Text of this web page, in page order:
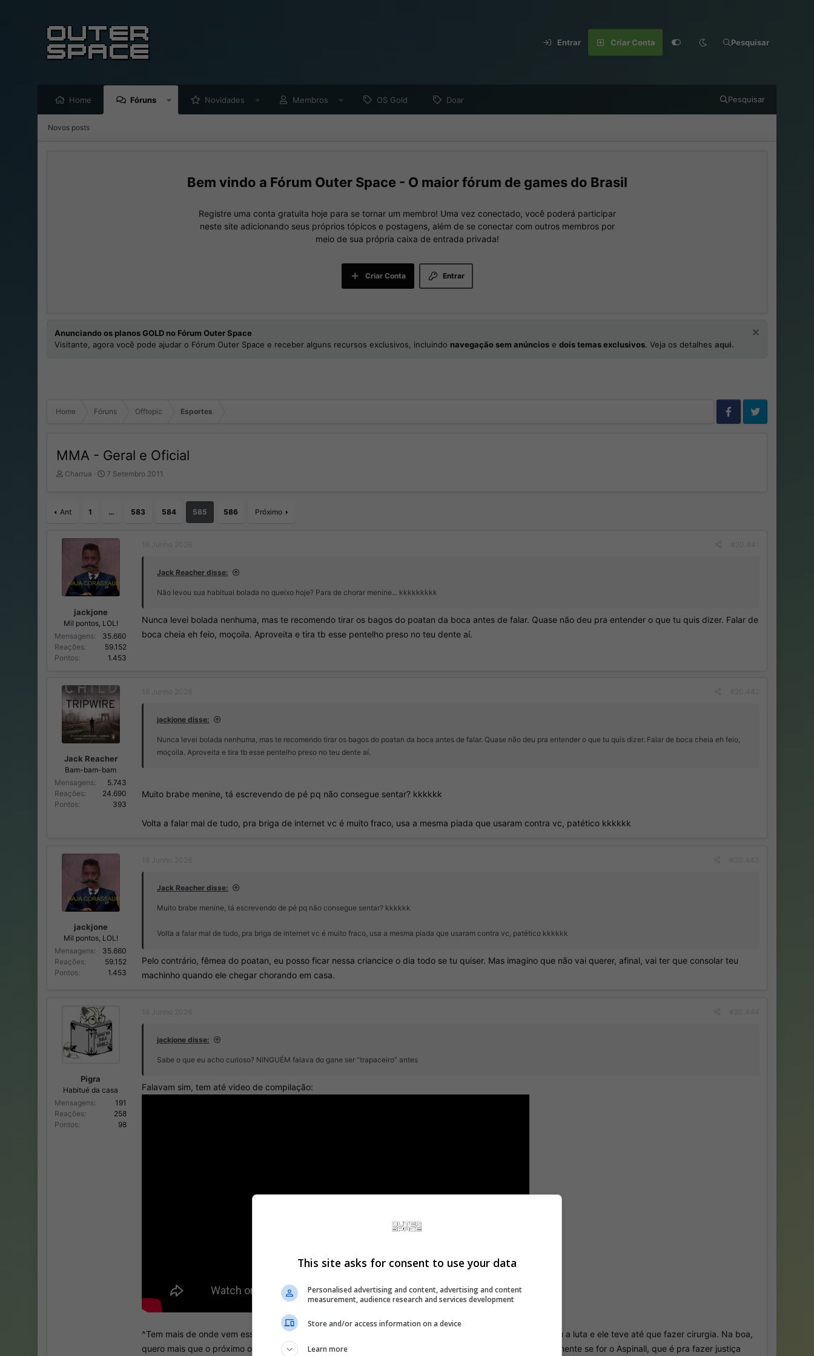
Entrar Criar Conta Pesquisar
Home Fóruns Novidades Membros OS Gold Doar Pesquisar
Novos posts
Fórum Outer Space - O maior fórum de games do Brasil
Registre uma conta gratuita hoje para se tornar um membro! Uma vez conectado, você poderá participar
neste site adicionando seus próprios tópicos e postagens, além de se conectar com outros membros por
meio de sua própria caixa de entrada privada!
Entrar
Criar Conta
Anunciando os planos GOLD no Fórum Outer Space
Visitante, agora você pode ajudar o Fórum Outer Space e receber alguns recursos exclusivos, incluindo navegação sem anúncios e dois temas exclusivos. Veja os detalhes aqui.
Home Fóruns Offtopic Esportes
MMA - Geral e Oficial
I
i
d
o
t
i
c
o
Charrua
D
d
I
i
7 Setembro 2011
Ant 1 … 583 584 585 586 Próximo
jackjone
Mil pontos, LOL!
Mensagens
35.660
Reações
59.152
Pontos
1.453
Jack Reacher disse:
Não levou sua habitual bolada no queixo hoje? Para de chorar menine... kkkkkkkkk
Nunca levei bolada nenhuma, mas te recomendo tirar os bagos do poatan da boca antes de falar. Quase não deu pra entender o que tu quis dizer. Falar de
boca cheia eh feio, moçoila. Aproveita e tira tb esse pentelho preso no teu dente aí.
Jack Reacher
Bam-bam-bam
Mensagens
5.743
Reações
24.690
Pontos
393
jackjone disse:
Nunca levei bolada nenhuma, mas te recomendo tirar os bagos do poatan da boca antes de falar. Quase não deu pra entender o que tu quis dizer. Falar de boca cheia eh feio,
moçoila. Aproveita e tira tb esse pentelho preso no teu dente aí.
Muito brabe menine, tá escrevendo de pé pq não consegue sentar? kkkkkk
Volta a falar mal de tudo, pra briga de internet vc é muito fraco, usa a mesma piada que usaram contra vc, patético kkkkkk
jackjone
Mil pontos, LOL!
Mensagens
35.660
Reações
59.152
Pontos
1.453
Jack Reacher disse:
Muito brabe menine, tá escrevendo de pé pq não consegue sentar? kkkkkk
Volta a falar mal de tudo, pra briga de internet vc é muito fraco, usa a mesma piada que usaram contra vc, patético kkkkkk
Pelo contrário, fêmea do poatan, eu posso ficar nessa criancice o dia todo se tu quiser. Mas imagino que não vai querer, afinal, vai ter que consolar teu
machinho quando ele chegar chorando em casa.
Pigra
Habitué da casa
Mensagens
191
Reações
258
Pontos
98
jackjone disse:
Sabe o que eu acho curioso? NINGUÉM falava do gane ser “trapaceiro” antes
Falavam sim, tem até video de compilação:
^Tem mais de onde vem essa gema. O dedo no olho do Aspinall gerou muito mais alarde, pois interrompeu a luta e ele teve até que fazer cirurgia. Na boa,
quero mais que o próximo oponente do Gane já chegue metendo chute no saco e dedo no olho. Principalmente se for o Aspinall, que é pra fazer justiça
This site asks for consent to use your data
Personalised advertising and content, advertising and content
measurement, audience research and services development
Store and/or access information on a device
Learn more